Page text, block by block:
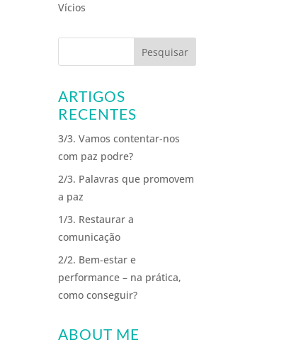
Vícios
ARTIGOS
RECENTES
3/3. Vamos contentar-nos
com paz podre?
2/3. Palavras que promovem
a paz
1/3. Restaurar a
comunicação
2/2. Bem-estar e
performance – na prática,
como conseguir?
ABOUT ME